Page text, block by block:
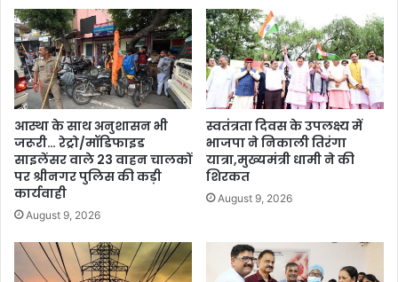
आस्था के साथ अनुशासन भी
जरूरी… रेट्रो/मॉडिफाइड
साइलेंसर वाले 23 वाहन चालकों
पर श्रीनगर पुलिस की कड़ी
कार्यवाही
August 9, 2026
स्वतंत्रता दिवस के उपलक्ष्य में
भाजपा ने निकाली तिरंगा
यात्रा,मुख्यमंत्री धामी ने की
शिरकत
August 9, 2026